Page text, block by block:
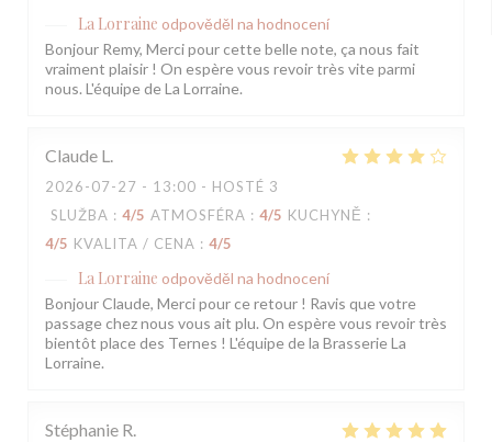
La Lorraine odpověděl na hodnocení
Bonjour Remy, Merci pour cette belle note, ça nous fait
vraiment plaisir ! On espère vous revoir très vite parmi
nous. L'équipe de La Lorraine.
Claude L
2026-07-27 - 13:00 - HOSTÉ 3
SLUŽBA : 4/5 ATMOSFÉRA : 4/5 KUCHYNĚ :
4/5 KVALITA / CENA : 4/5
La Lorraine odpověděl na hodnocení
Bonjour Claude, Merci pour ce retour ! Ravis que votre
passage chez nous vous ait plu. On espère vous revoir très
bientôt place des Ternes ! L'équipe de la Brasserie La
Lorraine.
Stéphanie R